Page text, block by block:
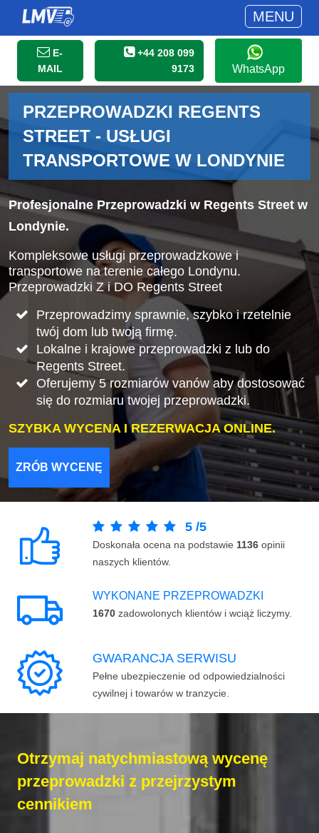
MENU
E-
MAIL
+44 208 099
9173
WhatsApp
PRZEPROWADZKI REGENTS
STREET - USŁUGI
TRANSPORTOWE W LONDYNIE
Profesjonalne Przeprowadzki w Regents Street w
Londynie.
Kompleksowe usługi przeprowadzkowe i
transportowe na terenie całego Londynu.
Przeprowadzki Z i DO Regents Street
Przeprowadzimy sprawnie, szybko i rzetelnie
twój dom lub twoją firmę.
Lokalne i krajowe przeprowadzki z lub do
Regents Street.
Oferujemy 5 rozmiarów vanów aby dostosować
się do rozmiaru twojej przeprowadzki.
SZYBKA WYCENA I REZERWACJA ONLINE.
ZRÓB WYCENĘ
5 /5
Doskonała ocena na podstawie 1136 opinii
naszych klientów.
WYKONANE PRZEPROWADZKI
1670 zadowolonych klientów i wciąż liczymy.
GWARANCJA SERWISU
Pełne ubezpieczenie od odpowiedzialności
cywilnej i towarów w tranzycie.
Otrzymaj natychmiastową wycenę
przeprowadzki z przejrzystym
cennikiem